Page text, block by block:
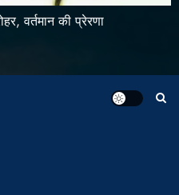
वर्तमान की प्रेरणा